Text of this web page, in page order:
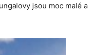
jsou moc malé a